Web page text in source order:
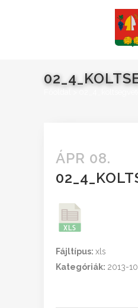
ÁPR 08.
Fájltípus: xls
Kategóriák: 2013-